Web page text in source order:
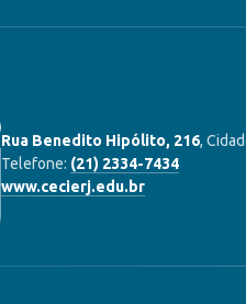
Rua Benedito Hipólito, 216,
Telefone: (21) 2334-7434
www.cecierj.edu.br